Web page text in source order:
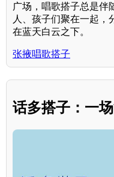
广场，唱歌搭子总是伴
人、孩子们聚在一起，
在蓝天白云之下。
张掖唱歌搭子
话多搭子：一